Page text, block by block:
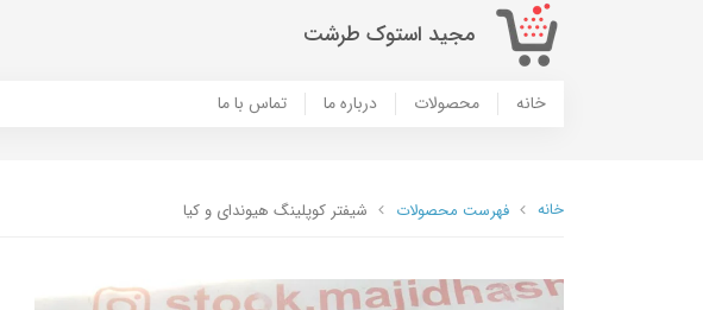
مجید استوک طرشت
خانه محصولات درباره ما تماس با ما
خانه فهرست محصولات شیفتر کوپلینگ هیوندای و کیا